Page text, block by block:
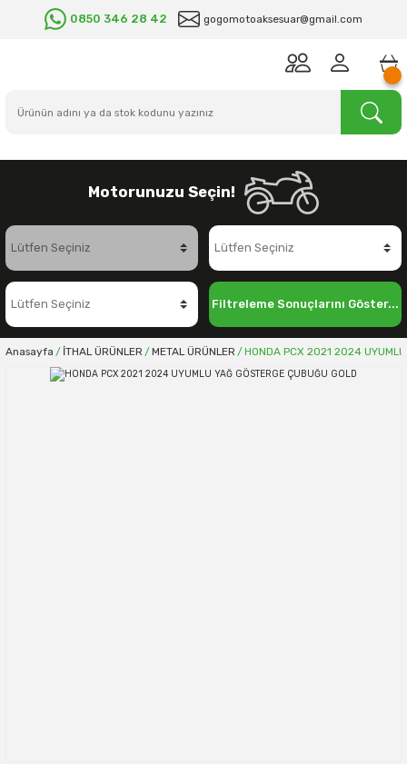
0850 346 28 42 gogomotoaksesuar@gmail.com
Motorunuzu Seçin!
Filtreleme Sonuçlarını Göster...
Anasayfa İTHAL ÜRÜNLER METAL ÜRÜNLER HONDA PCX 2021 2024